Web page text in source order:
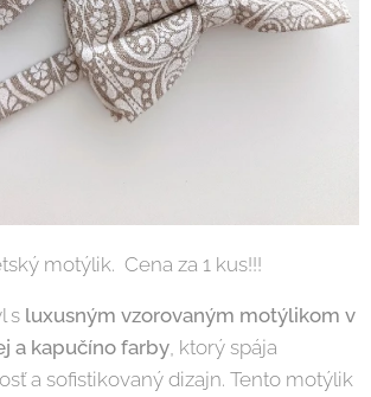
motýlik. Cena za 1 kus!!!
s luxusným vzorovaným motýlikom v
a kapučíno farby , ktorý spája
a sofistikovaný dizajn. Tento motýlik